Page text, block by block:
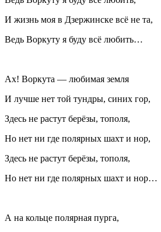
И жизнь моя в Дзержинске всё не та,
Ведь Воркуту я буду всё любить…
Ах! Воркута — любимая земля
И лучше нет той тундры, синих гор,
Здесь не растут берёзы, тополя,
Но нет ни где полярных шахт и нор,
Здесь не растут берёзы, тополя,
Но нет ни где полярных шахт и нор…
А на кольце полярная пурга,